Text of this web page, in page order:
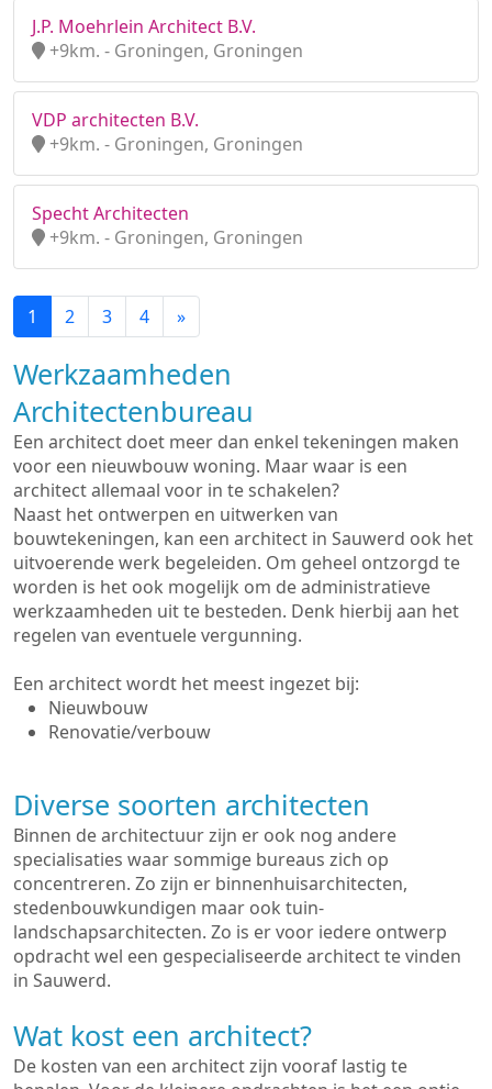
J.P. Moehrlein Architect B.V.
+9km. - Groningen, Groningen
VDP architecten B.V.
+9km. - Groningen, Groningen
Specht Architecten
+9km. - Groningen, Groningen
1 2 3 4 »
Werkzaamheden
Architectenbureau
Een architect doet meer dan enkel tekeningen maken
voor een nieuwbouw woning. Maar waar is een
architect allemaal voor in te schakelen?
Naast het ontwerpen en uitwerken van
bouwtekeningen, kan een architect in Sauwerd ook het
uitvoerende werk begeleiden. Om geheel ontzorgd te
worden is het ook mogelijk om de administratieve
werkzaamheden uit te besteden. Denk hierbij aan het
regelen van eventuele vergunning.
Een architect wordt het meest ingezet bij:
Nieuwbouw
Renovatie/verbouw
Diverse soorten architecten
Binnen de architectuur zijn er ook nog andere
specialisaties waar sommige bureaus zich op
concentreren. Zo zijn er binnenhuisarchitecten,
stedenbouwkundigen maar ook tuin-
landschapsarchitecten. Zo is er voor iedere ontwerp
opdracht wel een gespecialiseerde architect te vinden
in Sauwerd.
Wat kost een architect?
De kosten van een architect zijn vooraf lastig te